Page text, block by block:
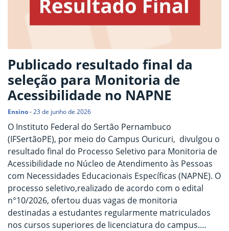
Publicado resultado final da
seleção para Monitoria de
Acessibilidade no NAPNE
Ensino-23 de junho de 2026
O Instituto Federal do Sertão Pernambuco
(IFSertãoPE), por meio do Campus Ouricuri, divulgou o
resultado final do Processo Seletivo para Monitoria de
Acessibilidade no Núcleo de Atendimento às Pessoas
com Necessidades Educacionais Específicas (NAPNE). O
processo seletivo,realizado de acordo com o edital
n°10/2026, ofertou duas vagas de monitoria
destinadas a estudantes regularmente matriculados
nos cursos superiores de licenciatura do campus.…